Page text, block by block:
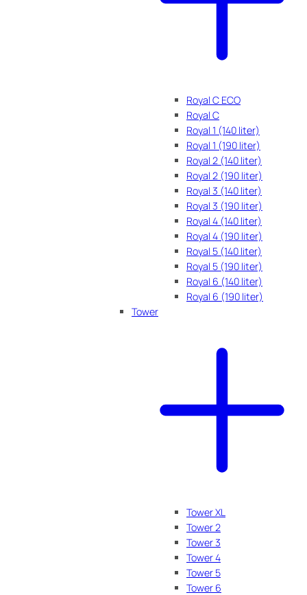
Royal C ECO
Royal C
Royal 1 (140 liter)
Royal 1 (190 liter)
Royal 2 (140 liter)
Royal 2 (190 liter)
Royal 3 (140 liter)
Royal 3 (190 liter)
Royal 4 (140 liter)
Royal 4 (190 liter)
Royal 5 (140 liter)
Royal 5 (190 liter)
Royal 6 (140 liter)
Royal 6 (190 liter)
Tower
Tower XL
Tower 2
Tower 3
Tower 4
Tower 5
Tower 6